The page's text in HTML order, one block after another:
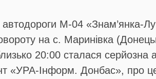
М-04 «Знам’янка-
на с. Маринівка
20:00 сталася серйозна
«УРА-Інформ. Донбас», про